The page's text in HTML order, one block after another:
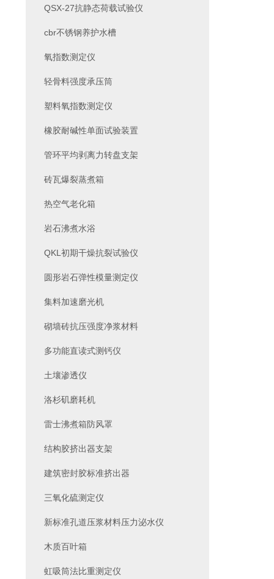
QSX-27抗静态荷载试验仪
cbr不锈钢养护水槽
氧指数测定仪
轻骨料强度承压筒
塑料氧指数测定仪
橡胶耐碱性单面试验装置
管环平均剥离力转盘支架
砖瓦爆裂蒸煮箱
热空气老化箱
岩石沸煮水浴
QKL初期干燥抗裂试验仪
圆形岩石弹性模量测定仪
集料加速磨光机
砌墙砖抗压强度净浆材料
多功能直读式测钙仪
土壤渗透仪
洛杉矶磨耗机
雷士沸煮箱防风罩
结构胶挤出器支架
建筑密封胶标准挤出器
三氧化硫测定仪
新标准孔道压浆材料压力泌水仪
木质百叶箱
虹吸筒法比重测定仪